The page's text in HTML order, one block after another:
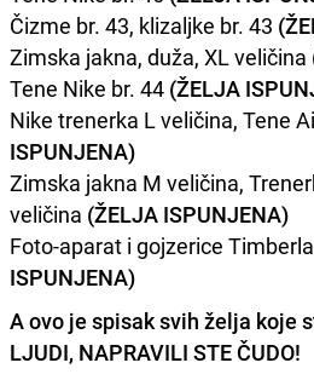
Čizme br. 43, klizaljke br. 43
Zimska jakna, duža, XL veličina
Tene Nike br. 44 (ŽELJA
Nike trenerka L veličina, Tene
ISPUNJENA)
Zimska jakna M veličina,
veličina (ŽELJA ISPUNJENA)
Foto-aparat i gojzerice
ISPUNJENA)
A ovo je spisak svih želja koje
LJUDI, NAPRAVILI STE ČUDO!